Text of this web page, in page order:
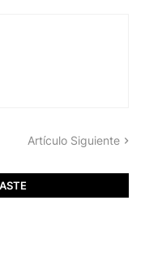
Artículo Siguiente